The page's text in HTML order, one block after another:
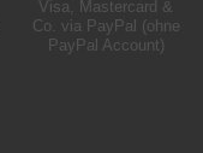
Visa, Mastercard &
Co. via PayPal (ohne
PayPal Account)